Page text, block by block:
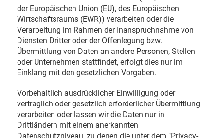
der Europäischen Union (EU), des Europäischen
Wirtschaftsraums (EWR)) verarbeiten oder die
Verarbeitung im Rahmen der Inanspruchnahme von
Diensten Dritter oder der Offenlegung bzw.
Übermittlung von Daten an andere Personen, Stellen
oder Unternehmen stattfindet, erfolgt dies nur im
Einklang mit den gesetzlichen Vorgaben.
Vorbehaltlich ausdrücklicher Einwilligung oder
vertraglich oder gesetzlich erforderlicher Übermittlung
verarbeiten oder lassen wir die Daten nur in
Drittländern mit einem anerkannten
Datenschutzniveau, zu denen die unter dem "Privacy-